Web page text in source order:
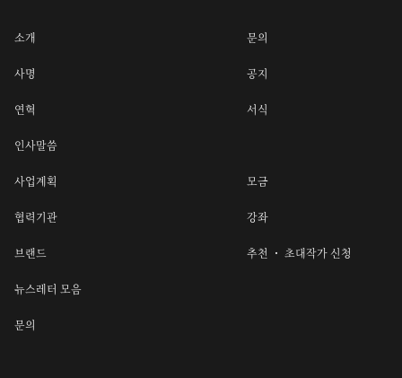
소개
사명
연혁
인사말씀
사업계획
협력기관
브랜드
뉴스레터 모음
문의
문의
공지
서식
모금
강좌
추천 ・ 초대작가 신청